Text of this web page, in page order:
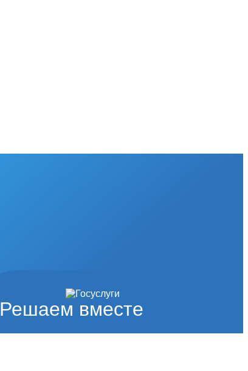
Решаем вместе